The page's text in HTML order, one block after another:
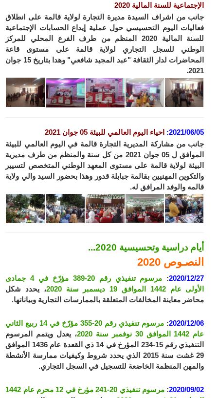
الإجتماعية للسنة المالية 2020
جانب من اشراف السيدة مديرة التجارة لولاية قالمة على انطلاق
فعاليات اليوم التحسيسي حول عملية إيداع الحسابات الإجتماعية
للسنة المالية 2020 المنظم من طرف الفرع المحلي للمركز
الوطني للسجل التجاري لولاية قالمة على مستوى قاعة
المحاضرات لدار الثقافة "عبد المجيد شافعي" وهدا بتاريخ 15 جوان
2021.
2021/06/05: احياء اليوم العالمي للبيئة 05 جوان
2021
جانب من مشاركة المديرية التجارة قالمة في اليوم العالمي للبيئة
الموافق ل 05 جوان 2021 من كل سنة والمنظم من طرف مديرية
البيئة لولاية قالمة على مستوى المعهد الوطني المتخصص لتسيير
والتكوين المهنيين بقالمة جبابلة قدور وهذا بحضور السيد والي ولاية
قالمه والوفد المرافق له.
أيام دراسية وتحسيسية 2020...
النصـوص 2020
2020/12/27
:
مرسوم تنفيذي رقم 20-389 مؤرّخ في 4 جمادى
الأولى عام 1442 الموافق 19 ديسمبر سنة 2020
، يحدد شكل
محاضر معاينة المخالفات المتعلقة بالممارسات التجارية وبياناتها.
2020/12/06
:
مرسوم تنفيذي رقم 20-355 مؤرّخ في 14 ربيع الثاني
عام 1442 الموافق 30 نوفمبر سنة 2020
، يعدل ويتمم المرسوم
التنفيذي رقم 15-234 المؤرخ في 14 ذي القعدة عام 1436 الموافق
29 غشت سنة 2015 الذي يحدد شروط وكيفيات ممارسة الأنشطة
والمهن المنظمة الخاضعة للتسجيل في السجل التجاري.
2020/09/02
:
مرسوم تنفيذي 20-241 مؤرخ في 12 محرم عام 1442